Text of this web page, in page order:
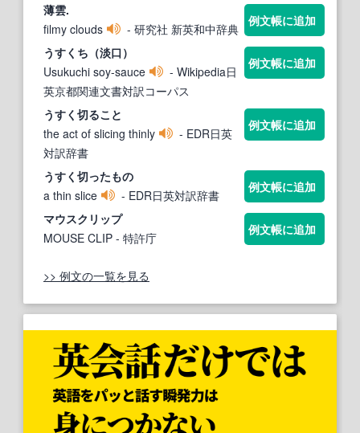
薄雲.
filmy clouds
- 研究社 新英和中辞典
例文帳に追加
うすく ち（淡口）
Usukuchi soy-sauce
- Wikipedia日
英京都関連文書対訳コーパス
例文帳に追加
うすく 切ること
the act of slicing thinly
- EDR日英
対訳辞書
例文帳に追加
うすく 切ったもの
a thin slice
- EDR日英対訳辞書
例文帳に追加
マウスク リップ
MOUSE CLIP - 特許庁
例文帳に追加
>> 例文の一覧を見る